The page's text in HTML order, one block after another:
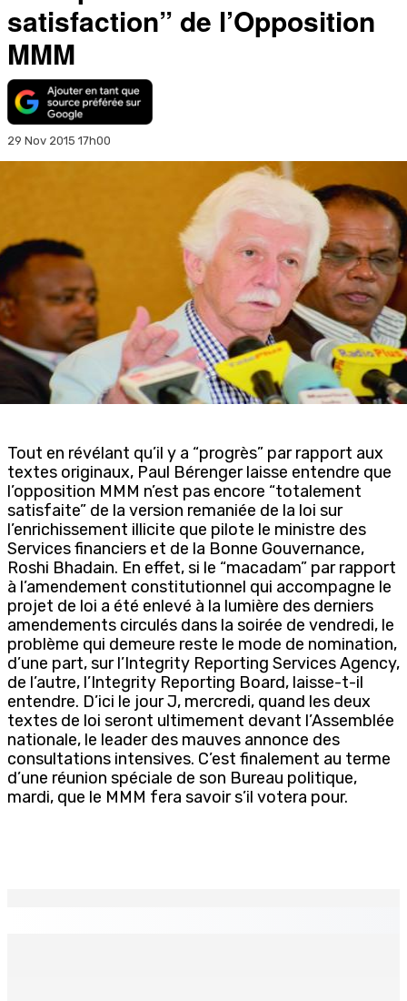
satisfaction” de l’Opposition
MMM
29 Nov 2015 17h00
Tout en révélant qu’il y a “progrès” par rapport aux
textes originaux, Paul Bérenger laisse entendre que
l’opposition MMM n’est pas encore “totalement
satisfaite” de la version remaniée de la loi sur
l’enrichissement illicite que pilote le ministre des
Services financiers et de la Bonne Gouvernance,
Roshi Bhadain. En effet, si le “macadam” par rapport
à l’amendement constitutionnel qui accompagne le
projet de loi a été enlevé à la lumière des derniers
amendements circulés dans la soirée de vendredi, le
problème qui demeure reste le mode de nomination,
d’une part, sur l’Integrity Reporting Services Agency,
de l’autre, l’Integrity Reporting Board, laisse-t-il
entendre. D’ici le jour J, mercredi, quand les deux
textes de loi seront ultimement devant l’Assemblée
nationale, le leader des mauves annonce des
consultations intensives. C’est finalement au terme
d’une réunion spéciale de son Bureau politique,
mardi, que le MMM fera savoir s’il votera pour.